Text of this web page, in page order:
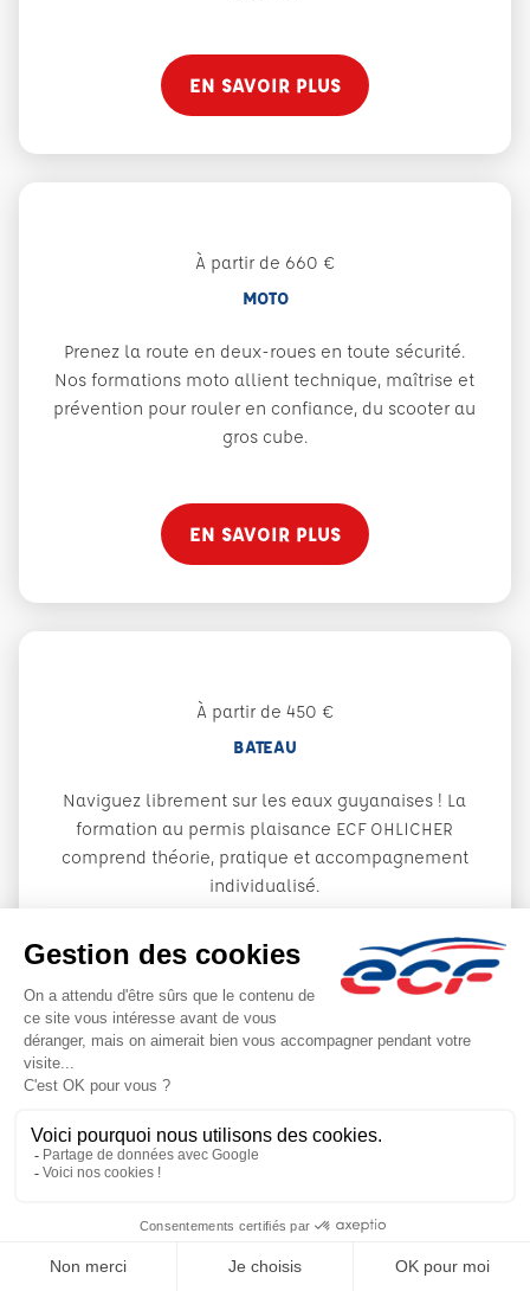
EN SAVOIR PLUS
À partir de 660 €
MOTO
Prenez la route en deux-roues en toute sécurité.
Nos formations moto allient technique, maîtrise et
prévention pour rouler en confiance, du scooter au
gros cube.
EN SAVOIR PLUS
À partir de 450 €
BATEAU
Naviguez librement sur les eaux guyanaises ! La
formation au permis plaisance ECF OHLICHER
comprend théorie, pratique et accompagnement
individualisé.
Des solutions innovantes au service de votre réussite